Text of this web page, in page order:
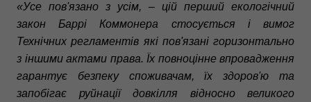
«Усе пов'язано з усім, – цій перший екологічний
закон Баррі Коммонера стосується і вимог
Технічних регламентів які пов'язані горизонтально
з іншими актами права. Їх повноцінне впровадження
гарантує безпеку споживачам, їх здоров'ю та
запобігає руйнації довкілля відносно великого